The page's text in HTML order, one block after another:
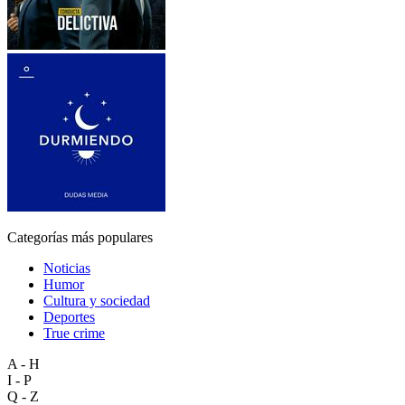
Categorías más populares
Noticias
Humor
Cultura y sociedad
Deportes
True crime
A - H
I - P
Q - Z